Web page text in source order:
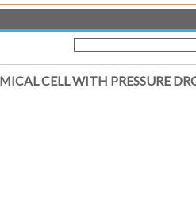
CELL WITH PRESSURE